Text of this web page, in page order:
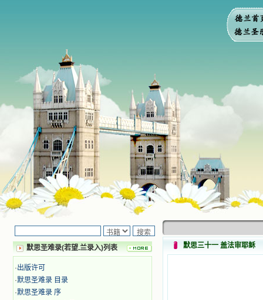
默思圣难录(若望.兰录入)列表
·出版许可
·默思圣难录 目录
·默思圣难录 序
默思三十一 盖法审耶稣